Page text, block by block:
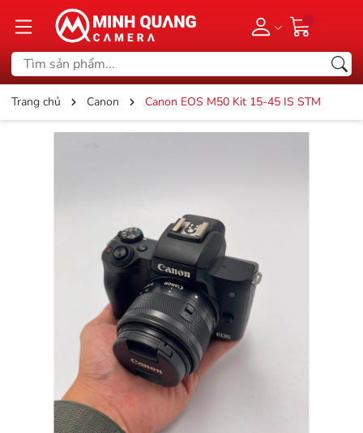
Trang chủ Canon Canon EOS M50 Kit 15-45 IS STM